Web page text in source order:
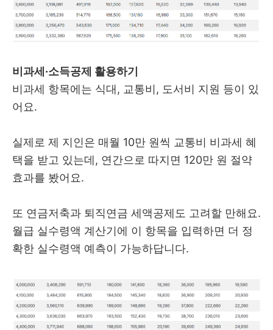
비과세·소득공제 활용하기
비과세 항목에는 식대, 교통비, 도서비 지원 등이 있
어요.
실제로 제 지인은 매월 10만 원씩 교통비 비과세 혜
택을 받고 있는데, 연간으로 따지면 120만 원 절약
효과를 봤어요.
또 연금저축과 퇴직연금 세액공제도 고려할 만해요.
월급 실수령액 계산기에 이 항목을 입력하면 더 정
확한 실수령액 예측이 가능하답니다.